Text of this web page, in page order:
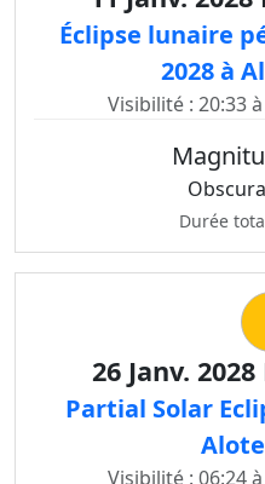
Éclipse lunaire
2028 à
Visibilité : 20:33
Durée
26 Janv.
Partial Solar
Visibilité : 06:24